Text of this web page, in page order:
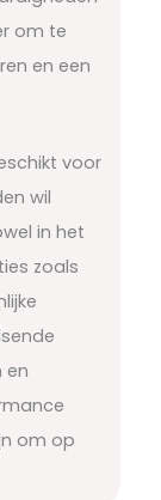
om te
en een
voor
wil
in het
zoals
en
om op